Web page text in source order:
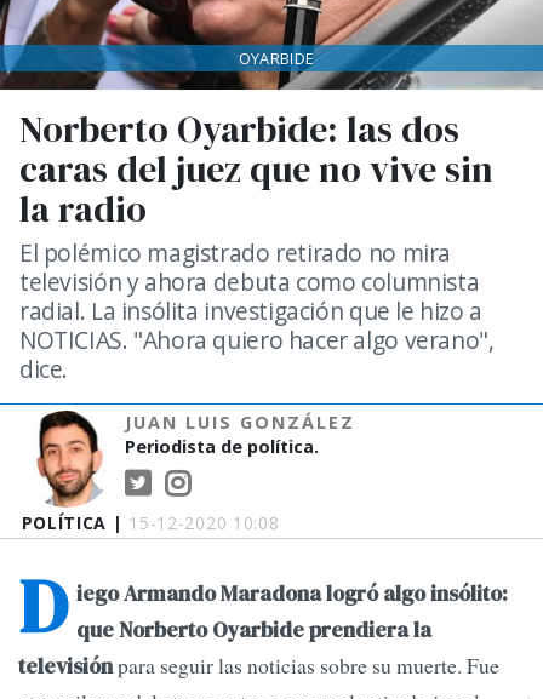
POLÍTICA | 15-12-2020 10:08
Norberto Oyarbide: las dos
caras del juez que no vive sin
la radio
El polémico magistrado retirado no mira
televisión y ahora debuta como columnista
radial. La insólita investigación que le hizo a
NOTICIAS. "Ahora quiero hacer algo verano",
dice.
JUAN LUIS GONZÁLEZ
Periodista de política.
OYARBIDE
D iego Armando Maradona logró algo insólito:
que Norberto Oyarbide prendiera la
televisiónpara seguir las noticias sobre su muerte. Fue